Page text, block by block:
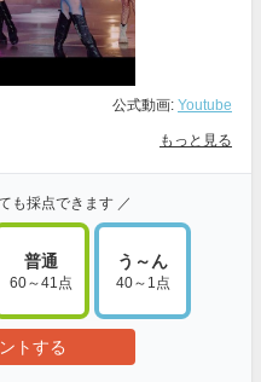
公式動画: Youtube
もっと見る
も採点できます ／
普通
60～41点
う～ん
40～1点
トする